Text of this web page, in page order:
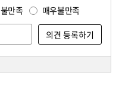
불만족 매우불만족